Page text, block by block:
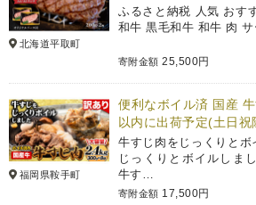
北海道平取町
ふるさと納税 人気 おす
和牛 黒毛和牛 和牛 肉
寄附金額 25,500円
福岡県鞍手町
便利なボイル済 国産
以内に出荷予定(土日祝
牛すじ肉をじっくりと
じっくりとボイルしま
牛す…
寄附金額 17,500円